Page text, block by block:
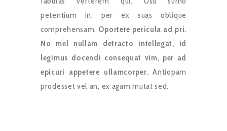
petentium in, per ex suas oblique
comprehensam. Oportere pericula ad pri.
No mel nullam detracto intellegat, id
legimus docendi consequat vim, per ad
epicuri appetere ullamcorper. Antiopam
prodesset vel an, ex agam mutat sed.